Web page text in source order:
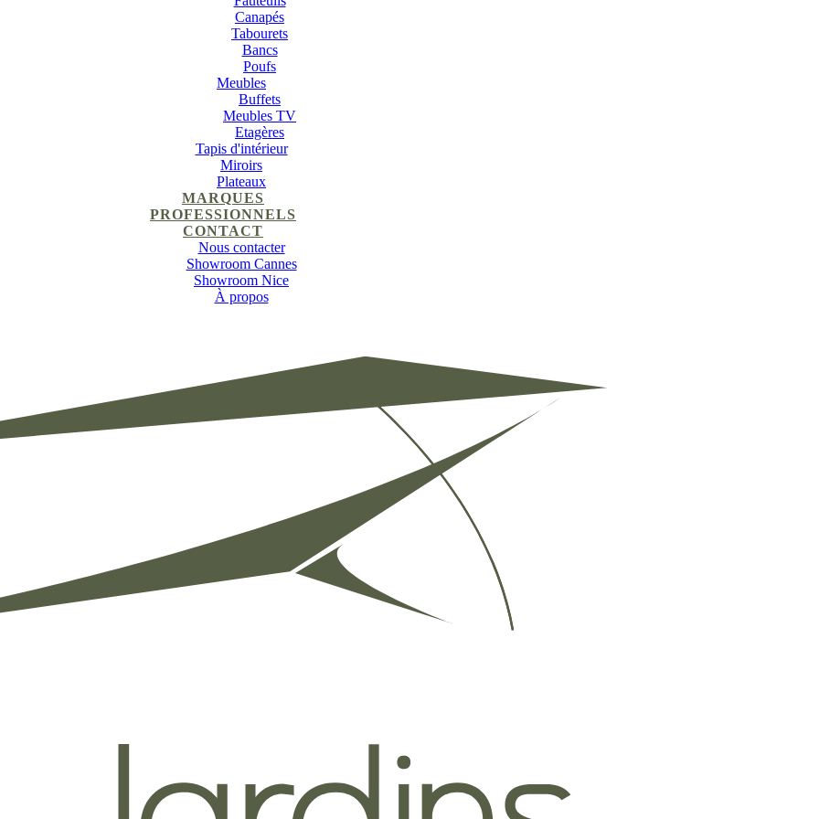
Canapés
Tabourets
Bancs
Poufs
Meubles
Buffets
Meubles TV
Etagères
Tapis d'intérieur
Miroirs
Plateaux
MARQUES
PROFESSIONNELS
CONTACT
Nous contacter
Showroom Cannes
Showroom Nice
À propos